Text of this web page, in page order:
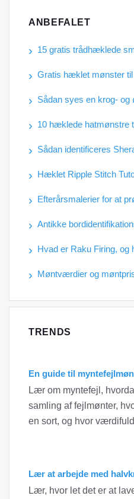
ANBEFALET
15 gratis trådhæklede
Gratis hæklet mønster
Sådan syes en krog- og
10 hæklede hatmønstre
Sådan identificeres
Hæklet Ripple Stitch
Efterårsmalerier for at
Antikke
Hvad er Raku Firing, og
Møntværdier og
TRENDS
En guide til
Lær om myntefejl,
samling af fejlmønter,
en sort, og hvor
Lær at arbejde med
Lær, hvor let det er at